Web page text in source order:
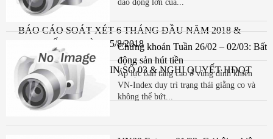
BÁO CÁO SOÁT XÉT 6 THÁNG ĐẦU NĂM 2018 &
CBTT SỐ 04 NGÀY 15/8/2018
CÔNG BỐ THÔNG TIN SỐ 03 & NGHỊ QUYẾT HĐQT
NGÀY 15/8/2018
dao động lớn của...
Chứng khoán Tuần 26/02 – 02/03: Bất
động sản hút tiền
Áp lực bán tăng cao ở vùng đỉnh khiến
VN-Index duy trì trạng thái giằng co và
không thể bứt...